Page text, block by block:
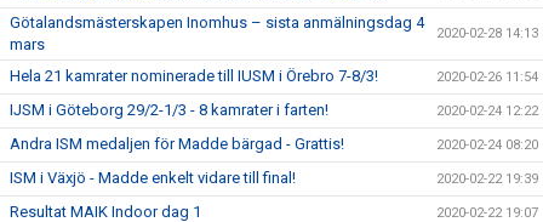
Götalandsmästerskapen Inomhus – sista anmälningsdag 4
mars
2020-02-28 14:13
Hela 21 kamrater nominerade till IUSM i Örebro 7-8/3! 2020-02-26 11:54
IJSM i Göteborg 29/2-1/3 - 8 kamrater i farten! 2020-02-24 12:22
Andra ISM medaljen för Madde bärgad - Grattis! 2020-02-24 08:20
ISM i Växjö - Madde enkelt vidare till final! 2020-02-22 19:39
Resultat MAIK Indoor dag 1 2020-02-22 19:07